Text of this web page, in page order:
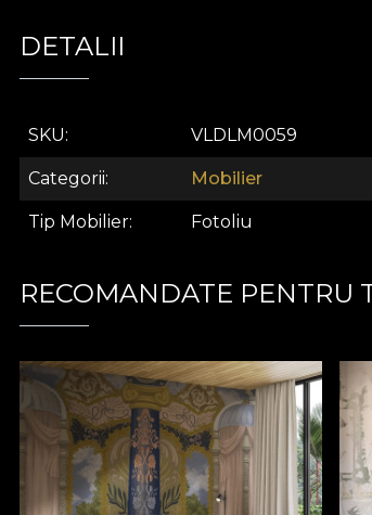
DETALII
SKU VLDLM0059
Categorii Mobilier
Tip Mobilier Fotoliu
RECOMANDATE PENTRU